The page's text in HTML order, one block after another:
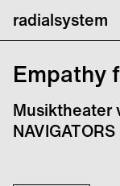
radialsystem
Empathy
Musiktheater
NAVIGATORS